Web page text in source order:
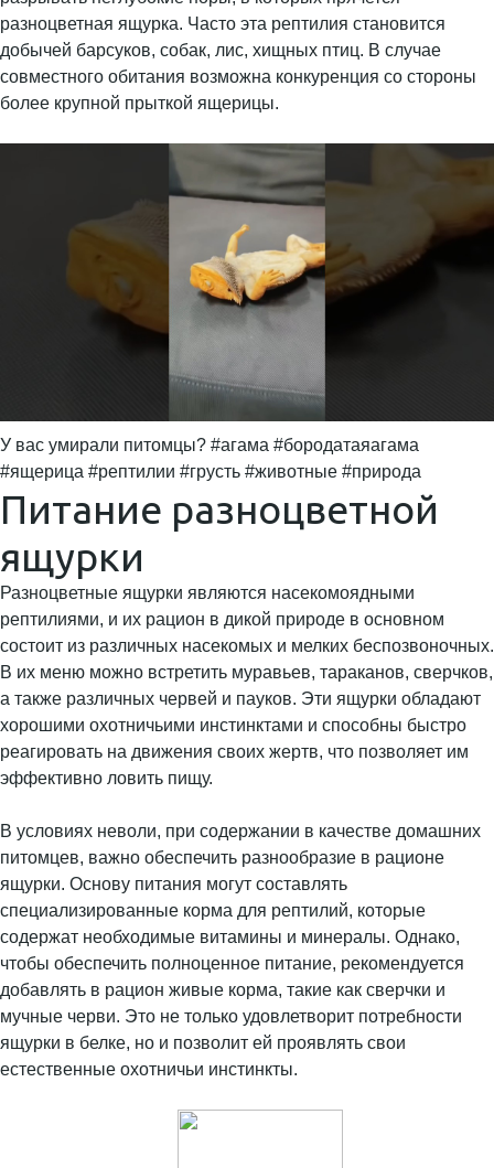
разноцветная ящурка. Часто эта рептилия становится
добычей барсуков, собак, лис, хищных птиц. В случае
совместного обитания возможна конкуренция со стороны
более крупной прыткой ящерицы.
У вас умирали питомцы? #агама #бородатаяагама
#ящерица #рептилии #грусть #животные #природа
Питание разноцветной
ящурки
Разноцветные ящурки являются насекомоядными
рептилиями, и их рацион в дикой природе в основном
состоит из различных насекомых и мелких беспозвоночных.
В их меню можно встретить муравьев, тараканов, сверчков,
а также различных червей и пауков. Эти ящурки обладают
хорошими охотничьими инстинктами и способны быстро
реагировать на движения своих жертв, что позволяет им
эффективно ловить пищу.
В условиях неволи, при содержании в качестве домашних
питомцев, важно обеспечить разнообразие в рационе
ящурки. Основу питания могут составлять
специализированные корма для рептилий, которые
содержат необходимые витамины и минералы. Однако,
чтобы обеспечить полноценное питание, рекомендуется
добавлять в рацион живые корма, такие как сверчки и
мучные черви. Это не только удовлетворит потребности
ящурки в белке, но и позволит ей проявлять свои
естественные охотничьи инстинкты.